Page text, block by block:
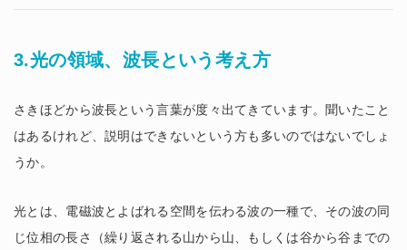
3.光の領域、波長という考え方
さきほどから波長という言葉が度々出てきています。聞いたこと
はあるけれど、説明はできないという方も多いのではないでしょ
うか。
光とは、電磁波とよばれる空間を伝わる波の一種で、その波の同
じ位相の長さ（繰り返される山から山、もしくは谷から谷までの